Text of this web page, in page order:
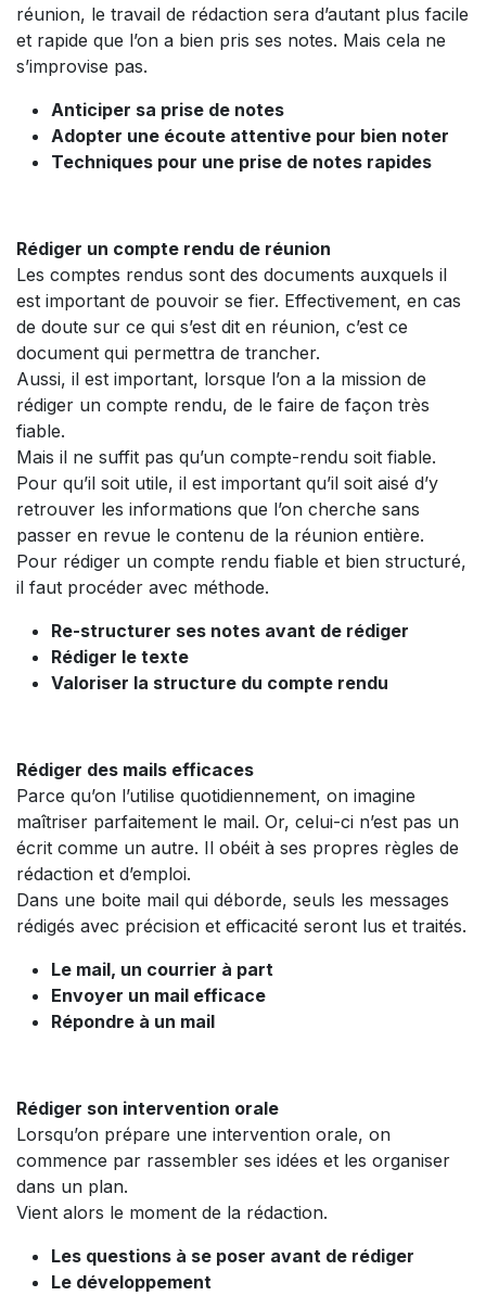
réunion, le travail de rédaction sera d’autant plus facile
et rapide que l’on a bien pris ses notes. Mais cela ne
s’improvise pas.
Anticiper sa prise de notes
Adopter une écoute attentive pour bien noter
Techniques pour une prise de notes rapides
Rédiger un compte rendu de réunion
Les comptes rendus sont des documents auxquels il
est important de pouvoir se fier. Effectivement, en cas
de doute sur ce qui s’est dit en réunion, c’est ce
document qui permettra de trancher.
Aussi, il est important, lorsque l’on a la mission de
rédiger un compte rendu, de le faire de façon très
fiable.
Mais il ne suffit pas qu’un compte-rendu soit fiable.
Pour qu’il soit utile, il est important qu’il soit aisé d’y
retrouver les informations que l’on cherche sans
passer en revue le contenu de la réunion entière.
Pour rédiger un compte rendu fiable et bien structuré,
il faut procéder avec méthode.
Re-structurer ses notes avant de rédiger
Rédiger le texte
Valoriser la structure du compte rendu
Rédiger des mails efficaces
Parce qu’on l’utilise quotidiennement, on imagine
maîtriser parfaitement le mail. Or, celui-ci n’est pas un
écrit comme un autre. Il obéit à ses propres règles de
rédaction et d’emploi.
Dans une boite mail qui déborde, seuls les messages
rédigés avec précision et efficacité seront lus et traités.
Le mail, un courrier à part
Envoyer un mail efficace
Répondre à un mail
Rédiger son intervention orale
Lorsqu’on prépare une intervention orale, on
commence par rassembler ses idées et les organiser
dans un plan.
Vient alors le moment de la rédaction.
Les questions à se poser avant de rédiger
Le développement